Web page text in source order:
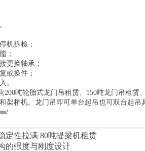
机拆检；
；
更换轴承；
或换件；
。
200吨轮胎式龙门吊租赁、150吨龙门吊租赁
架桥机。龙门吊即可单台起吊也可双台起吊
定性拉满 80吨提梁机租赁
的强度与刚度设计